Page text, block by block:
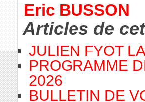
Eric BUSSON
Articles de
JULIEN FYOT
PROGRAMME
2026
BULLETIN DE